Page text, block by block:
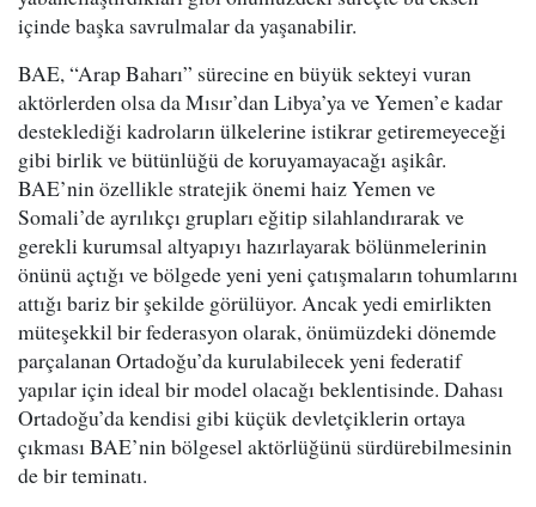
içinde başka savrulmalar da yaşanabilir.
BAE, “Arap Baharı” sürecine en büyük sekteyi vuran
aktörlerden olsa da Mısır’dan Libya’ya ve Yemen’e kadar
desteklediği kadroların ülkelerine istikrar getiremeyeceği
gibi birlik ve bütünlüğü de koruyamayacağı aşikâr.
BAE’nin özellikle stratejik önemi haiz Yemen ve
Somali’de ayrılıkçı grupları eğitip silahlandırarak ve
gerekli kurumsal altyapıyı hazırlayarak bölünmelerinin
önünü açtığı ve bölgede yeni yeni çatışmaların tohumlarını
attığı bariz bir şekilde görülüyor. Ancak yedi emirlikten
müteşekkil bir federasyon olarak, önümüzdeki dönemde
parçalanan Ortadoğu’da kurulabilecek yeni federatif
yapılar için ideal bir model olacağı beklentisinde. Dahası
Ortadoğu’da kendisi gibi küçük devletçiklerin ortaya
çıkması BAE’nin bölgesel aktörlüğünü sürdürebilmesinin
de bir teminatı.